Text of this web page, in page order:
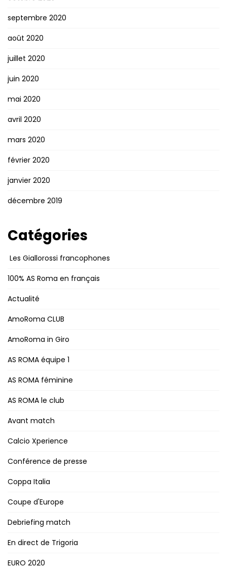
septembre 2020
août 2020
juillet 2020
juin 2020
mai 2020
avril 2020
mars 2020
février 2020
janvier 2020
décembre 2019
Catégories
Les Giallorossi francophones
100% AS Roma en français
Actualité
AmoRoma CLUB
AmoRoma in Giro
AS ROMA équipe 1
AS ROMA féminine
AS ROMA le club
Avant match
Calcio Xperience
Conférence de presse
Coppa Italia
Coupe d'Europe
Debriefing match
En direct de Trigoria
EURO 2020